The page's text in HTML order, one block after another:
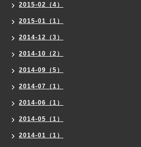
2015-02（4）
2015-01（1）
2014-12（3）
2014-10（2）
2014-09（5）
2014-07（1）
2014-06（1）
2014-05（1）
2014-01（1）